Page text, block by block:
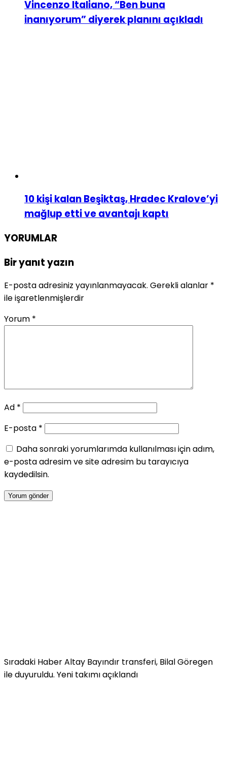
Vincenzo Italiano, “Ben buna
inanıyorum” diyerek planını açıkladı
10 kişi kalan Beşiktaş, Hradec Kralove’yi
mağlup etti ve avantajı kaptı
YORUMLAR
Bir yanıt yazın
E-posta adresiniz yayınlanmayacak. Gerekli alanlar *
ile işaretlenmişlerdir
Yorum *
Ad *
E-posta *
Daha sonraki yorumlarımda kullanılması için adım,
e-posta adresim ve site adresim bu tarayıcıya
kaydedilsin.
Sıradaki HaberAltay Bayındır transferi, Bilal Göregen
ile duyuruldu. Yeni takımı açıklandı